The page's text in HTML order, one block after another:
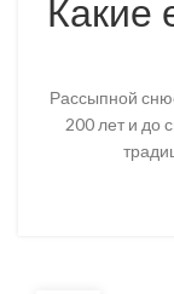
Какие
Рассыпной
200 лет и до